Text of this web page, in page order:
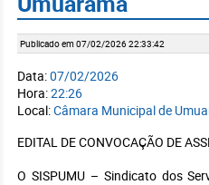
Publicado em 07/02/2026 22:33:42
Data:07/02/2026
Hora:22:26
Local:Câmara Municipal de
EDITAL DE CONVOCAÇÃO DE
O SISPUMU – Sindicato dos